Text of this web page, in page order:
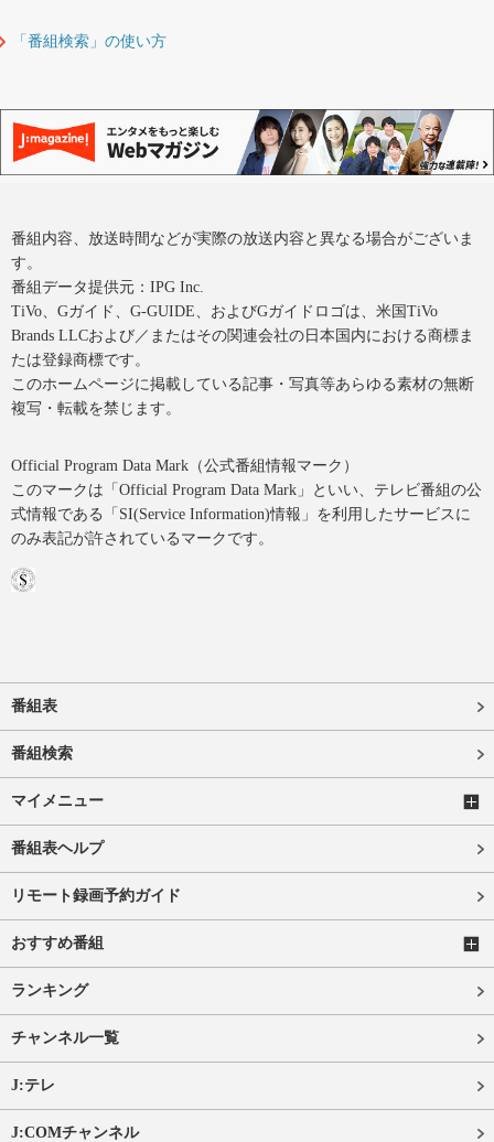
「番組検索」の使い方
番組内容、放送時間などが実際の放送内容と異なる場合がございま
す。
番組データ提供元：IPG Inc.
TiVo、Gガイド、G-GUIDE、およびGガイドロゴは、米国TiVo
Brands LLCおよび／またはその関連会社の日本国内における商標ま
たは登録商標です。
このホームページに掲載している記事・写真等あらゆる素材の無断
複写・転載を禁じます。
Official Program Data Mark（公式番組情報マーク）
このマークは「Official Program Data Mark」といい、テレビ番組の公
式情報である「SI(Service Information)情報」を利用したサービスに
のみ表記が許されているマークです。
番組表
番組検索
マイメニュー
番組表ヘルプ
リモート録画予約ガイド
おすすめ番組
ランキング
チャンネル一覧
J:テレ
J:COMチャンネル